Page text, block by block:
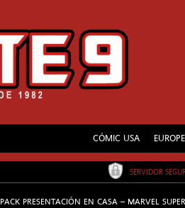
CÓMIC USA
SERVIDOR
PACK PRESENTACIÓN EN CASA – MARVEL